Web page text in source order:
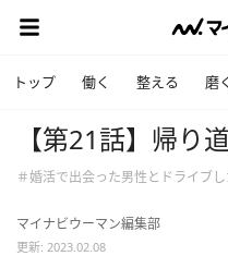
トップ 働く 整える 磨く
【第21話】帰り
＃婚活で出会った男性とドライブ
マイナビウーマン編集部
更新: 2023.02.08